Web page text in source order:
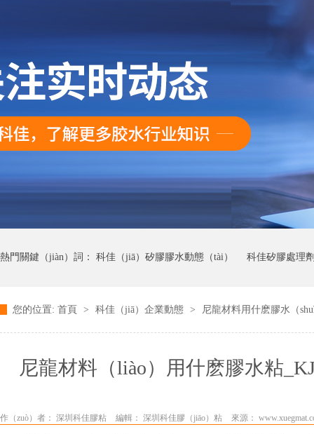
熱門關鍵（jiàn）詞： 科佳（jiā）矽膠膠水動態（tài） 科佳矽膠處理
科佳UV無影膠水動態 科佳快（kuài）幹膠（jiāo）動態
您的位置: 首頁 > 科佳（jiā）企業動態 > 尼龍材料用什麽膠水（
尼龍材料（liào）用什麽膠水粘
作（zuò）者： 深圳科佳膠粘 編輯： 深圳科佳膠（jiāo）粘 來源：